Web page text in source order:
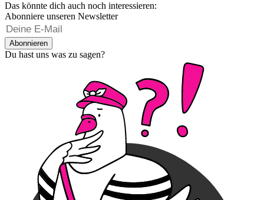
Das könnte dich auch noch interessieren:
Abonniere unseren Newsletter
Abonnieren
Du hast uns was zu sagen?